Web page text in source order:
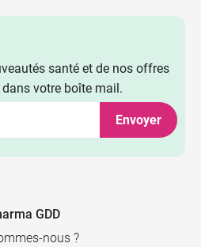
santé et de nos offres
votre boîte mail.
Envoyer
GDD
nous ?